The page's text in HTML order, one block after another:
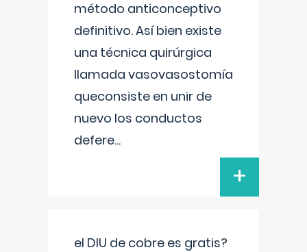
método anticonceptivo
definitivo. Así bien existe
una técnica quirúrgica
llamada vasovasostomía
queconsiste en unir de
nuevo los conductos
defere...
+
el DIU de cobre es gratis?